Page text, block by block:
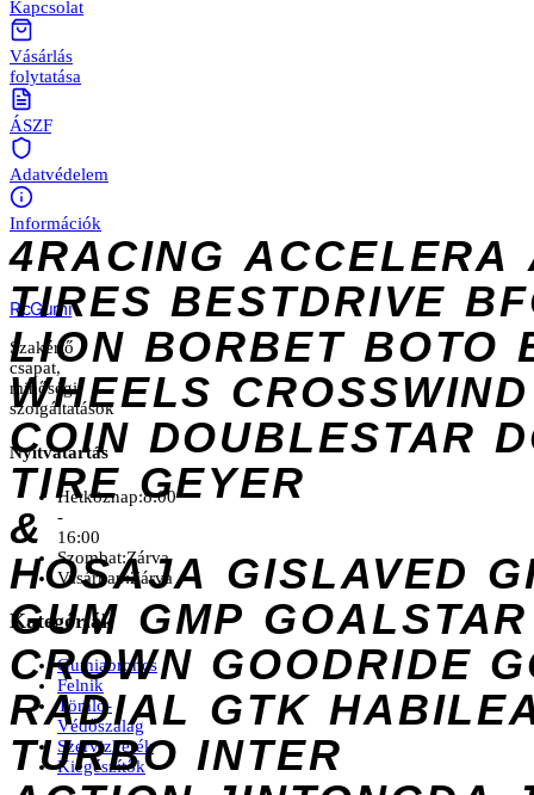
Kapcsolat
Vásárlás
folytatása
ÁSZF
Adatvédelem
Információk
4RACING ACCELERA
TIRES BESTDRIVE
LION BORBET BOTO
WHEELS CROSSWIND
COIN DOUBLESTAR
TIRE GEYER
&
HOSAJA GISLAVED
GUM GMP GOALSTAR
CROWN GOODRIDE
RADIAL GTK
TURBO INTER
RcGumi
Szakértő
csapat,
minőségi
szolgáltatások
Nyitvatartás
Hétköznap:8:00
-
16:00
Szombat:Zárva
Vasárnap:Zárva
Kategóriák
Gumiabroncs
Felnik
Tömlő-
Védőszalag
Szervizkerék
Kiegészítők